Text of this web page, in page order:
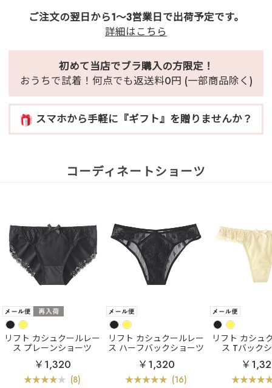
ご注文の翌日から1～3営業日で出荷予定です。
詳細はこちら
初めて当店でブラ購入の方限定！
おうちで試着！何点でも返送料0円 (一部商品除く)
スマホから手軽に『ギフト』を贈りませんか？
コーディネートショーツ
リフト カシュクールレー
ス プレーンショーツ
￥1,320
(8)
リフト カシュクールレー
ス ハーフバックショーツ
￥1,320
(16)
リフト カシュ
ス Tバック
￥